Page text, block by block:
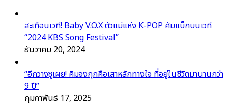
สะเทือนเวที! Baby V.O.X ตัวแม่แห่ง K-POP คัมแบ็กบนเวที
“2024 KBS Song Festival”
ธันวาคม 20, 2024
“อีกวางซูเผย! คิมจงกุกคือเสาหลักทางใจ ที่อยู่ในชีวิตมานานกว่า
9 ปี”
กุมภาพันธ์ 17, 2025